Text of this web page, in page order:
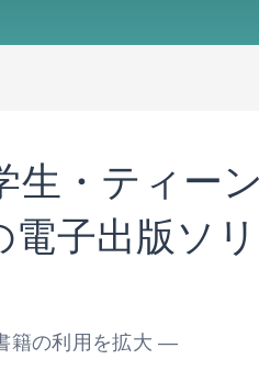
生・ティー
電子出版ソ
籍の利用を拡大 ―